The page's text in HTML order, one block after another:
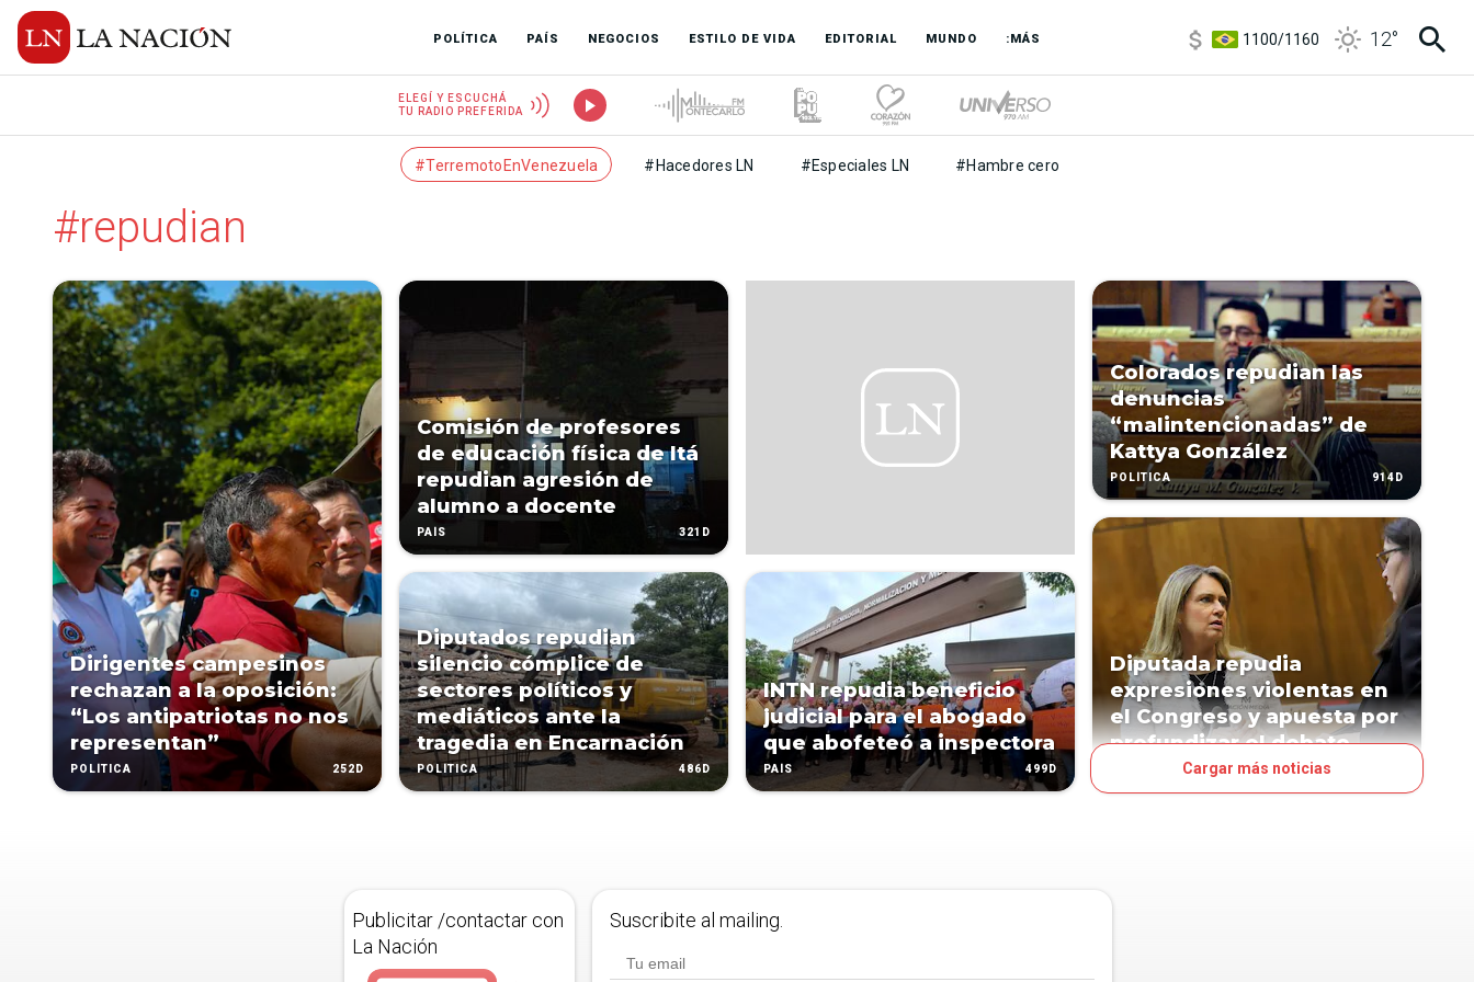
POLÍTICA PAÍS NEGOCIOS ESTILO DE VIDA EDITORIAL MUNDO :MÁS
1100/1160
12°
ELEGÍ Y ESCUCHÁ
TU RADIO PREFERIDA
#TerremotoEnVenezuela #Hacedores LN #Especiales LN #Hambre cero
#repudian
Dirigentes campesinos
rechazan a la oposición:
“Los antipatriotas no nos
representan”
POLÍTICA 252D
Comisión de profesores
de educación física de Itá
repudian agresión de
alumno a docente
PAÍS 321D
Diputados repudian
silencio cómplice de
sectores políticos y
mediáticos ante la
tragedia en Encarnación
POLÍTICA 486D
INTN repudia beneficio
judicial para el abogado
que abofeteó a inspectora
PAÍS 499D
Colorados repudian las
denuncias
“malintencionadas” de
Kattya González
POLÍTICA 914D
Diputada repudia
expresiones violentas en
el Congreso y apuesta por
profundizar el debate
Cargar más noticias
Publicitar /contactar con
La Nación
Suscribite al mailing.